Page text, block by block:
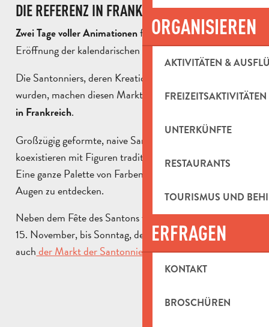
ORGANISIEREN
AKTIVITÄTEN &
FREIZEITSAKTIVITÄTEN
UNTERKÜNFTE
RESTAURANTS
TOURISMUS UND
ERFRAGEN
KONTAKT
BROSCHÜREN
DIE REFERENZ IN FRANKREICH
Zwei Tage voller Animationenfür ein Ereignis, das die
Eröffnung der kalendarischen Feste einläutet.
Die Santonniers, deren Kreationen sorgfältig ausgewählt
wurden, machen diesen Markt
zu einer neuen Referenz
in Frankreich.
Großzügig geformte, naive Santons aus Steingut
koexistieren mit Figuren traditionellerer Machart.
Eine ganze Palette von Farben ist vor Ihren staunenden
Augen zu entdecken.
Neben dem Fête des Santons findet von Samstag, dem
15. November, bis Sonntag, dem 28. Dezember 2025,
auchder Markt der Santonniers und Keramiker statt.